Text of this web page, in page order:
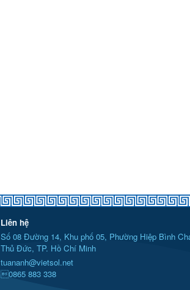
Liên hệ
Số 08 Đường 14, Khu phố 05, Phường Hiệp Bình
Thủ Đức, TP. Hồ Chí Minh
tuananh@vietsol.net
0865 883 338